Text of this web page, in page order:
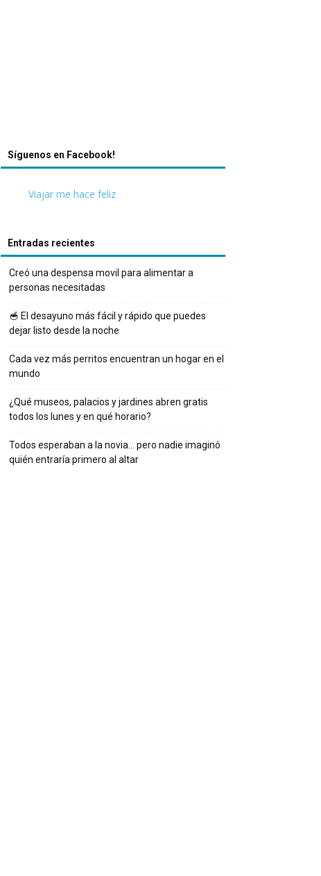
Síguenos en Facebook!
Viajar me hace feliz
Entradas recientes
Creó una despensa movil para alimentar a
personas necesitadas
🥣 El desayuno más fácil y rápido que puedes
dejar listo desde la noche
Cada vez más perritos encuentran un hogar en el
mundo
¿Qué museos, palacios y jardines abren gratis
todos los lunes y en qué horario?
Todos esperaban a la novia… pero nadie imaginó
quién entraría primero al altar